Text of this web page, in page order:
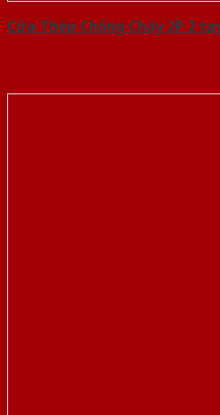
Cửa Thép Chống Cháy 2P 2